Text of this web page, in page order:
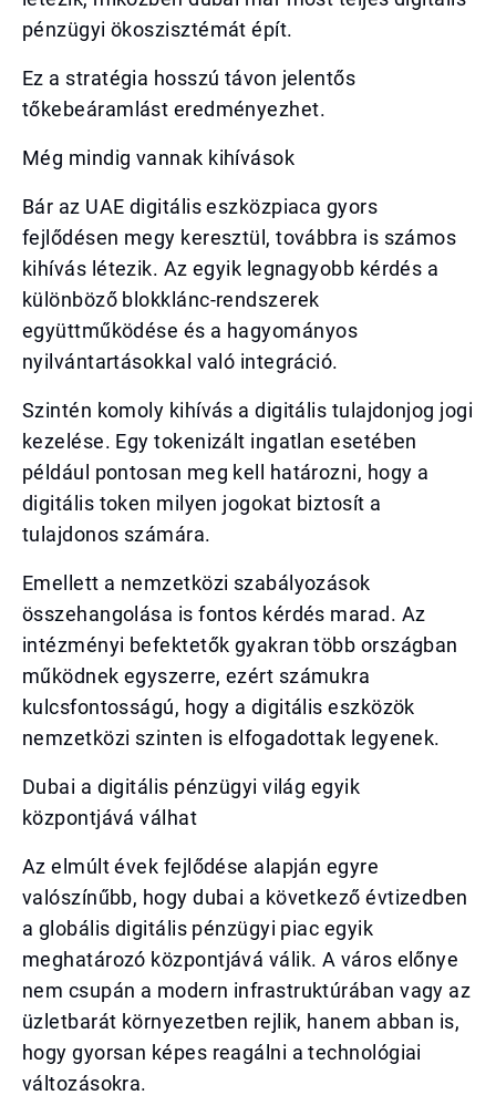
pénzügyi ökoszisztémát épít.
Ez a stratégia hosszú távon jelentős
tőkebeáramlást eredményezhet.
Még mindig vannak kihívások
Bár az UAE digitális eszközpiaca gyors
fejlődésen megy keresztül, továbbra is számos
kihívás létezik. Az egyik legnagyobb kérdés a
különböző blokklánc-rendszerek
együttműködése és a hagyományos
nyilvántartásokkal való integráció.
Szintén komoly kihívás a digitális tulajdonjog jogi
kezelése. Egy tokenizált ingatlan esetében
például pontosan meg kell határozni, hogy a
digitális token milyen jogokat biztosít a
tulajdonos számára.
Emellett a nemzetközi szabályozások
összehangolása is fontos kérdés marad. Az
intézményi befektetők gyakran több országban
működnek egyszerre, ezért számukra
kulcsfontosságú, hogy a digitális eszközök
nemzetközi szinten is elfogadottak legyenek.
Dubai a digitális pénzügyi világ egyik
központjává válhat
Az elmúlt évek fejlődése alapján egyre
valószínűbb, hogy dubai a következő évtizedben
a globális digitális pénzügyi piac egyik
meghatározó központjává válik. A város előnye
nem csupán a modern infrastruktúrában vagy az
üzletbarát környezetben rejlik, hanem abban is,
hogy gyorsan képes reagálni a technológiai
változásokra.